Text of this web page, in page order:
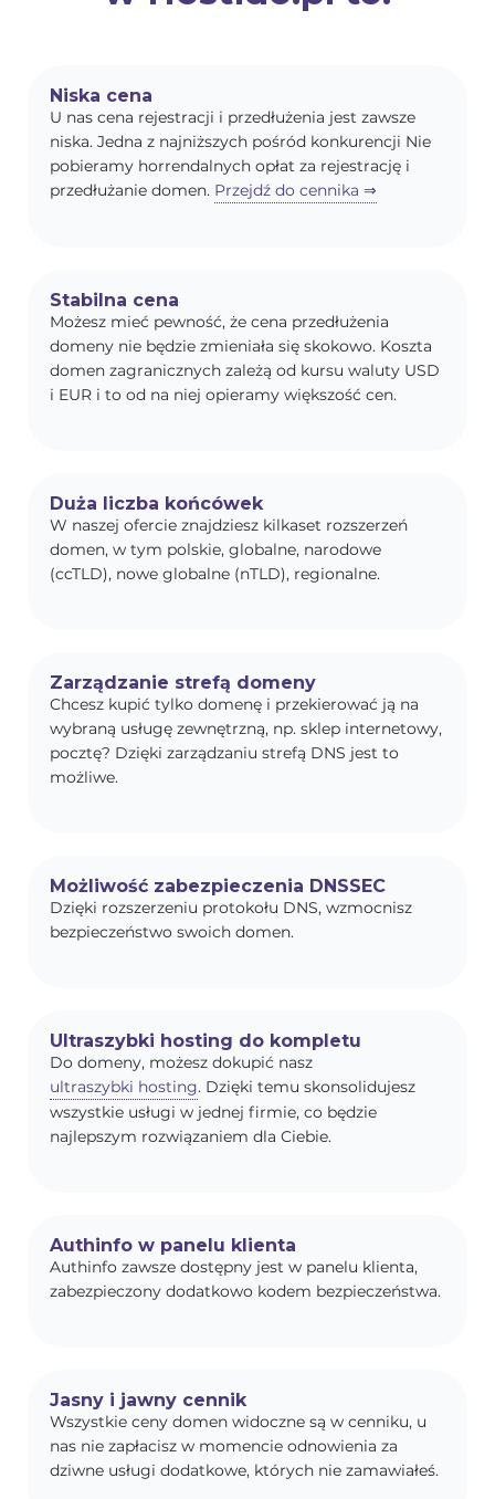
Niska cena
U nas cena rejestracji i przedłużenia jest zawsze
niska. Jedna z najniższych pośród konkurencji Nie
pobieramy horrendalnych opłat za rejestrację i
przedłużanie domen. Przejdź do cennika ⇒
Stabilna cena
Możesz mieć pewność, że cena przedłużenia
domeny nie będzie zmieniała się skokowo. Koszta
domen zagranicznych zależą od kursu waluty USD
i EUR i to od na niej opieramy większość cen.
Duża liczba końcówek
W naszej ofercie znajdziesz kilkaset rozszerzeń
domen, w tym polskie, globalne, narodowe
(ccTLD), nowe globalne (nTLD), regionalne.
Zarządzanie strefą domeny
Chcesz kupić tylko domenę i przekierować ją na
wybraną usługę zewnętrzną, np. sklep internetowy,
pocztę? Dzięki zarządzaniu strefą DNS jest to
możliwe.
Możliwość zabezpieczenia DNSSEC
Dzięki rozszerzeniu protokołu DNS, wzmocnisz
bezpieczeństwo swoich domen.
Ultraszybki hosting do kompletu
Do domeny, możesz dokupić nasz
ultraszybki hosting. Dzięki temu skonsolidujesz
wszystkie usługi w jednej firmie, co będzie
najlepszym rozwiązaniem dla Ciebie.
Authinfo w panelu klienta
Authinfo zawsze dostępny jest w panelu klienta,
zabezpieczony dodatkowo kodem bezpieczeństwa.
Jasny i jawny cennik
Wszystkie ceny domen widoczne są w cenniku, u
nas nie zapłacisz w momencie odnowienia za
dziwne usługi dodatkowe, których nie zamawiałeś.